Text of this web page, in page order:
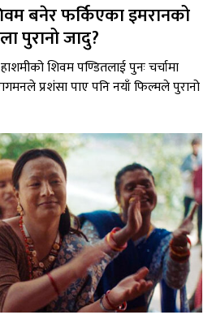
बनेर फर्किएका इमरानको
पुरानो जादु?
शिवम पण्डितलाई पुनः चर्चामा
प्रशंसा पाए पनि नयाँ फिल्मले पुरानो